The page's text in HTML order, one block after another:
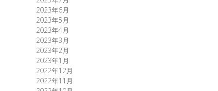
2023年6月
2023年5月
2023年4月
2023年3月
2023年2月
2023年1月
2022年12月
2022年11月